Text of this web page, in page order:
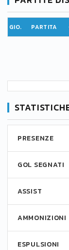
GIO. PARTITA
PRESENZE
GOL SEGNATI
ASSIST
AMMONIZIONI
ESPULSIONI